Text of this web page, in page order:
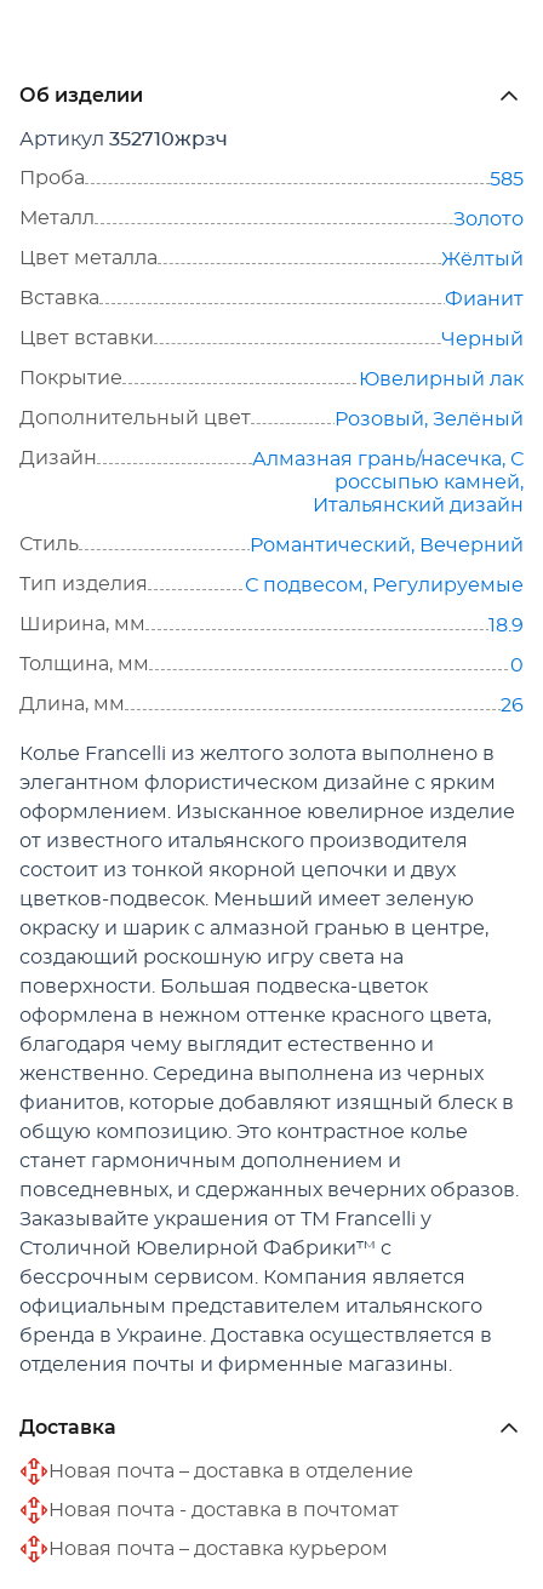
Об изделии
Артикул 352710жрзч
Проба
585
Металл
Золото
Цвет металла
Жёлтый
Вставка
Фианит
Цвет вставки
Черный
Покрытие
Ювелирный лак
Дополнительный цвет
Розовый, Зелёный
Дизайн
Алмазная грань/насечка, С
россыпью камней,
Итальянский дизайн
Стиль
Романтический, Вечерний
Тип изделия
С подвесом, Регулируемые
Ширина, мм
18.9
Толщина, мм
0
Длина, мм
26
Колье Francelli из желтого золота выполнено в
элегантном флористическом дизайне с ярким
оформлением. Изысканное ювелирное изделие
от известного итальянского производителя
состоит из тонкой якорной цепочки и двух
цветков-подвесок. Меньший имеет зеленую
окраску и шарик с алмазной гранью в центре,
создающий роскошную игру света на
поверхности. Большая подвеска-цветок
оформлена в нежном оттенке красного цвета,
благодаря чему выглядит естественно и
женственно. Середина выполнена из черных
фианитов, которые добавляют изящный блеск в
общую композицию. Это контрастное колье
станет гармоничным дополнением и
повседневных, и сдержанных вечерних образов.
Заказывайте украшения от ТМ Francelli у
Столичной Ювелирной Фабрики™ с
бессрочным сервисом. Компания является
официальным представителем итальянского
бренда в Украине. Доставка осуществляется в
отделения почты и фирменные магазины.
Доставка
Новая почта – доставка в отделение
Новая почта - доставка в почтомат
Новая почта – доставка курьером